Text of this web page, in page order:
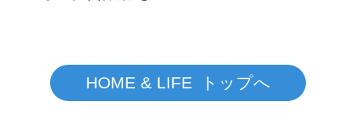
HOME & LIFE トップへ